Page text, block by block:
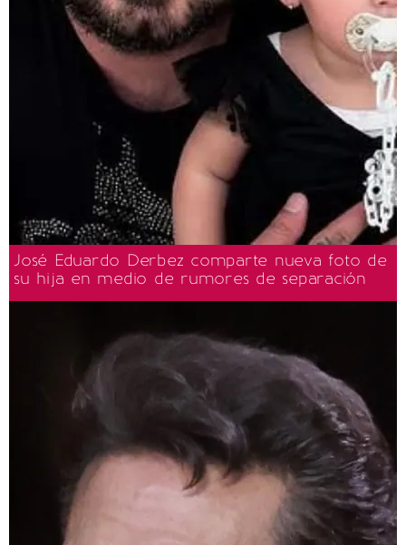
José Eduardo Derbez comparte nueva foto de
su hija en medio de rumores de separación